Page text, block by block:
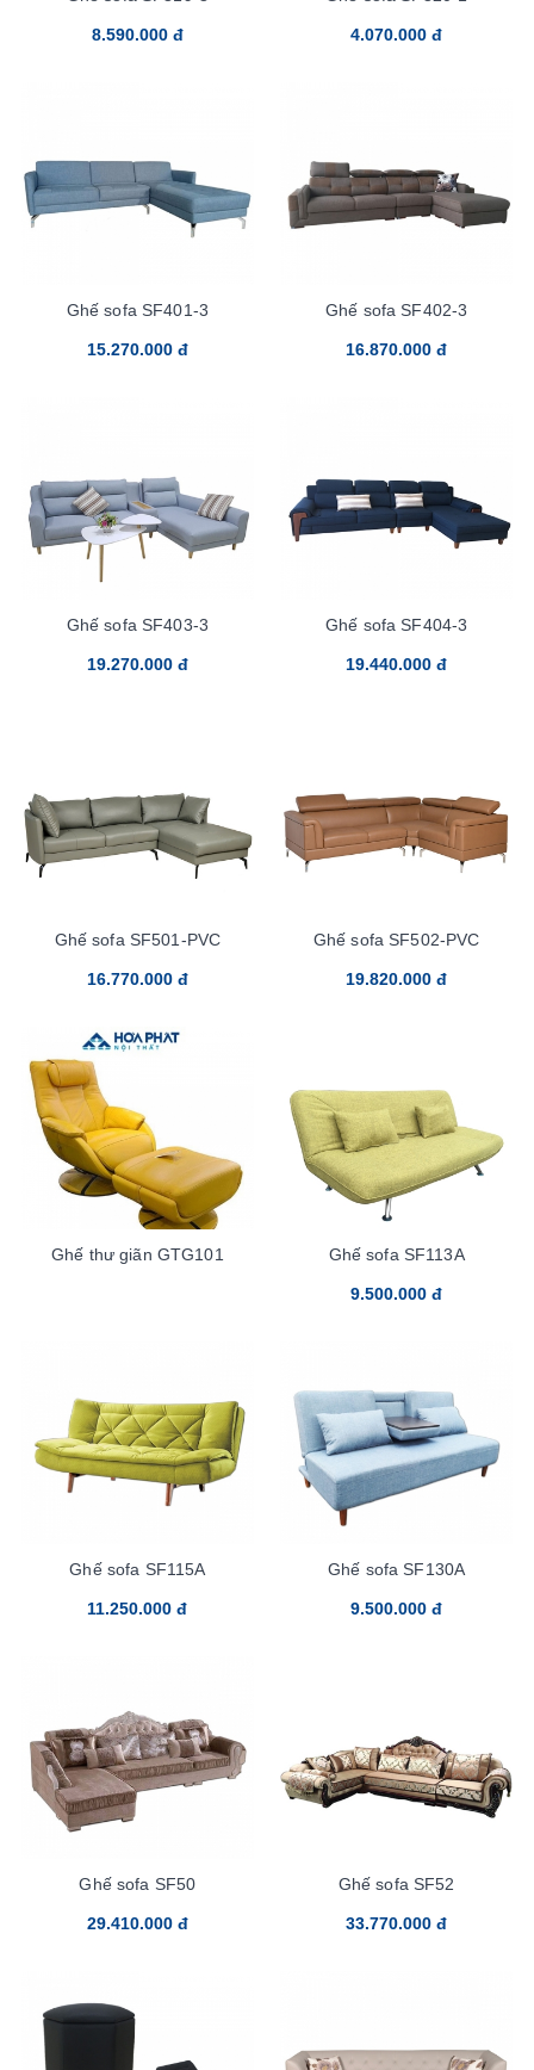
8.590.000 đ 4.070.000 đ
Ghế sofa SF401-3
15.270.000 đ
Ghế sofa SF402-3
16.870.000 đ
Ghế sofa SF403-3
19.270.000 đ
Ghế sofa SF404-3
19.440.000 đ
Ghế sofa SF501-PVC
16.770.000 đ
Ghế sofa SF502-PVC
19.820.000 đ
Ghế thư giãn GTG101 Ghế sofa SF113A
9.500.000 đ
Ghế sofa SF115A
11.250.000 đ
Ghế sofa SF130A
9.500.000 đ
Ghế sofa SF50
29.410.000 đ
Ghế sofa SF52
33.770.000 đ